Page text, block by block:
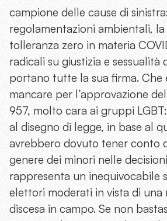
campione delle cause di
regolamentazioni ambientali,
tolleranza zero in materia
radicali su giustizia e sessualità
portano tutte la sua firma. Che
mancare per l’approvazione
957, molto cara ai gruppi
al disegno di legge, in base al
avrebbero dovuto tener conto
genere dei minori nelle
rappresenta un inequivocabile
elettori moderati in vista di una
discesa in campo. Se non